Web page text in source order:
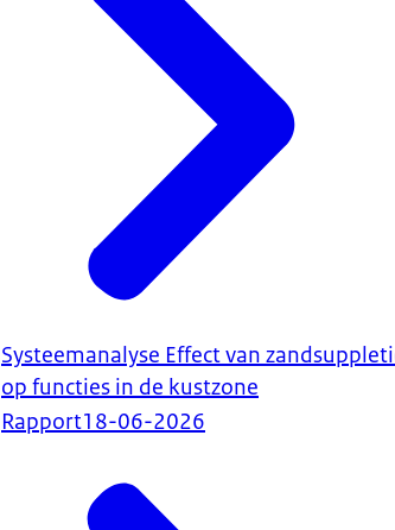
Systeemanalyse Effect van
op functies in de kustzone
Rapport18-06-2026